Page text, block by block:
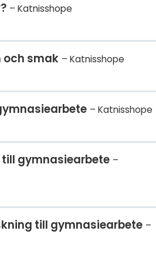
Katnisshope
och smak Katnisshope
Katnisshope
gymnasiearbete
till gymnasiearbete